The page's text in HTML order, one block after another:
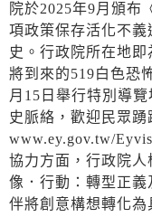
院於2025年9月頒布
項政策保存活化不
史。行政院所在地
將到來的519白色恐
月15日舉行特別導
史脈絡，歡迎民眾
www.ey.gov.tw/
協力方面，行政院
像．行動：轉型正
伴將創意構想轉化